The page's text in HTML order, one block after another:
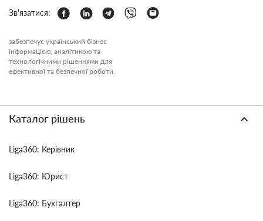
Зв'язатися:
забезпечує український бізнес
інформацією, аналітикою та
технологічними рішеннями для
ефективної та безпечної роботи.
Каталог рішень
Liga360: Керівник
Liga360: Юрист
Liga360: Бухгалтер